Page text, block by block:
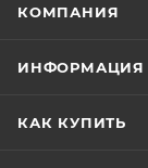
КОМПАНИЯ
ИНФОРМАЦИЯ
КАК КУПИТЬ